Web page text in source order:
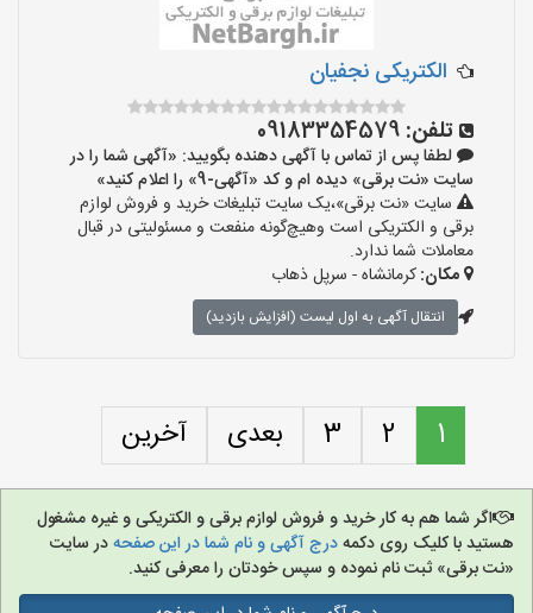
الکتریکی نجفیان
تلفن: 09183354579
لطفا پس از تماس با آگهی دهنده بگویید: «آگهی شما را در
سایت «نت برقی» دیده ام و کد «آگهی-9» را اعلام کنید»
سایت «نت برقی»،یک سایت تبلیغات خرید و فروش لوازم
برقی و الکتریکی است وهیچ‌گونه منفعت و مسئولیتی در قبال
معاملات شما ندارد.
مکان:کرمانشاه - سرپل ذهاب
انتقال آگهی به اول لیست (افزایش بازدید)
1
2
3 بعدی آخرین
اگر شما هم به کار خرید و فروش لوازم برقی و الکتریکی و غیره مشغول
هستید با کلیک روی دکمهدرج آگهی و نام شما در این صفحهدر سایت
«نت برقی» ثبت نام نموده و سپس خودتان را معرفی کنید.